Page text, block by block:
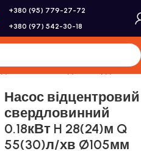
+380 (95) 779-27-72
+380 (97) 542-30-18
/Насоси для свердловини
Насос відцентровий
свердловинний
0.18кВт H 28(24)м Q
55(30)л/хв Ø105мм